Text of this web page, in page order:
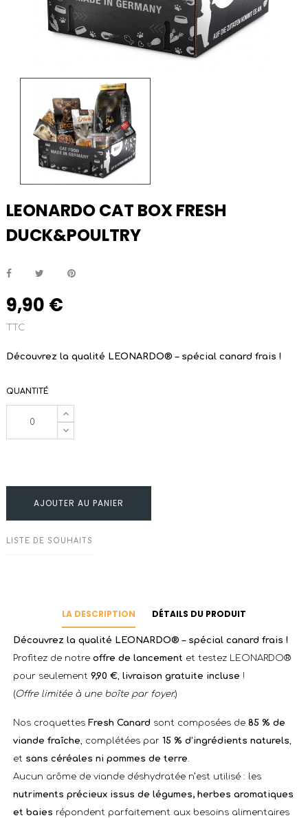
LEONARDO CAT BOX FRESH
DUCK&POULTRY
9,90 €
TTC
Découvrez la qualité LEONARDO® – spécial canard frais !
QUANTITÉ
AJOUTER AU PANIER
LISTE DE SOUHAITS
LA DESCRIPTION DÉTAILS DU PRODUIT
Découvrez la qualité LEONARDO® – spécial canard frais !
Profitez de notre offre de lancement et testez LEONARDO®
pour seulement 9,90 € livraison gratuite incluse !
(Offre limitée à une boîte par foyer.)
Nos croquettes Fresh Canard sont composées de 85 % de
viande fraîche , complétées par 15 % d’ingrédients naturels
et sans céréales ni pommes de terre
Aucun arôme de viande déshydratée n’est utilisé : les
nutriments précieux issus de légumes, herbes aromatiques
et baies répondent parfaitement aux besoins alimentaires